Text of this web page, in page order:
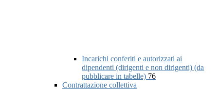
Incarichi conferiti e autorizzati ai
dipendenti (dirigenti e non dirigenti) (da
pubblicare in tabelle) 76
Contrattazione collettiva